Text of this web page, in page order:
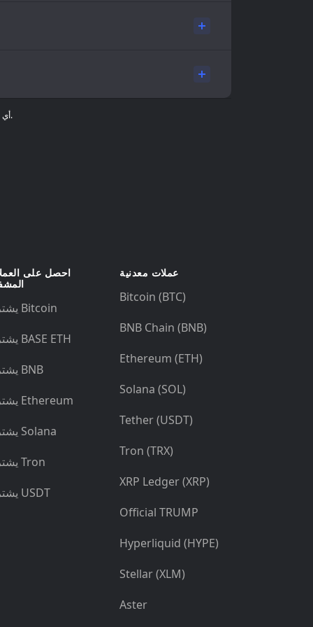
تُقدَّم معلومات الأسعار لأغراض إعلامية فقط، ولا تُعدّ نصيحة مالية. بيانات السوق مُقدَّمة من جهات خارجية، ولا تُقدِّم Gem Wallet أي ضمانات بشأن دقة هذه المعلومات.
احصل على
يشتري Bitcoin
يشتري BASE ETH
يشتري BNB
يشتري Ethereum
يشتري Solana
يشتري Tron
يشتري USDT
عملات معدنية
Bitcoin (BTC)
BNB Chain (BNB)
Ethereum (ETH)
Solana (SOL)
Tether (USDT)
Tron (TRX)
XRP Ledger (XRP)
Official TRUMP
Hyperliquid (HYPE)
Stellar (XLM)
Aster